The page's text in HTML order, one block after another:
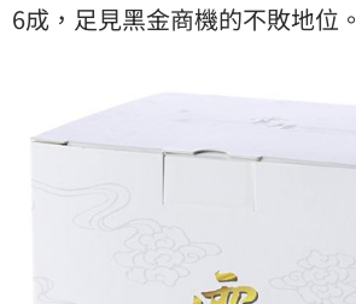
6成，足見黑金商機的不敗地位。